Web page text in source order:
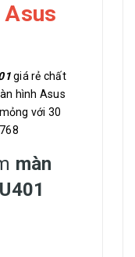
giá rẻ chất
hình Asus
với 30
màn